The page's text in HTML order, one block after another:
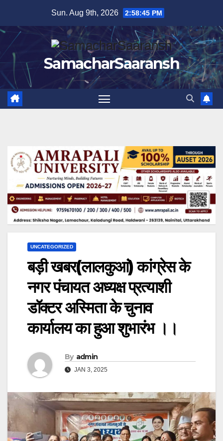
content
Sun. Aug 9th, 2026 2:58:46 PM
SamacharSaaransh
UNCATEGORIZED
बड़ी खबर(लालकुआं) कांग्रेस के
नगर पंचायत अध्यक्ष प्रत्याशी
डॉक्टर अस्मिता के चुनाव
कार्यालय का हुआ शुभारंभ ।।
By admin
JAN 3, 2025